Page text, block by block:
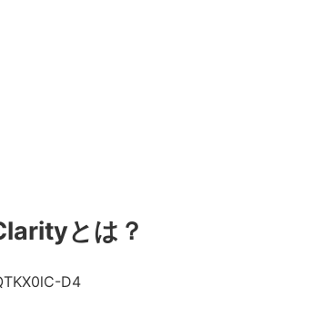
とは？
D4